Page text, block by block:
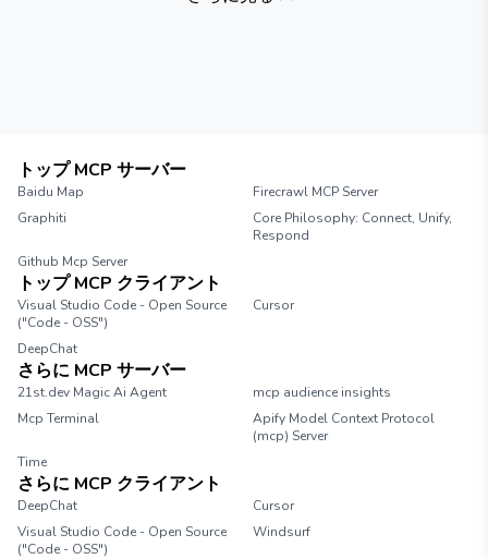
トップ MCP サーバー
Baidu Map
Firecrawl MCP Server
Graphiti
Core Philosophy: Connect, Unify,
Respond
Github Mcp Server
トップ MCP クライアント
Visual Studio Code - Open Source
("Code - OSS")
Cursor
DeepChat
さらに MCP サーバー
21st.dev Magic Ai Agent
mcp audience insights
Mcp Terminal
Apify Model Context Protocol
(mcp) Server
Time
さらに MCP クライアント
DeepChat
Cursor
Visual Studio Code - Open Source
("Code - OSS")
Windsurf